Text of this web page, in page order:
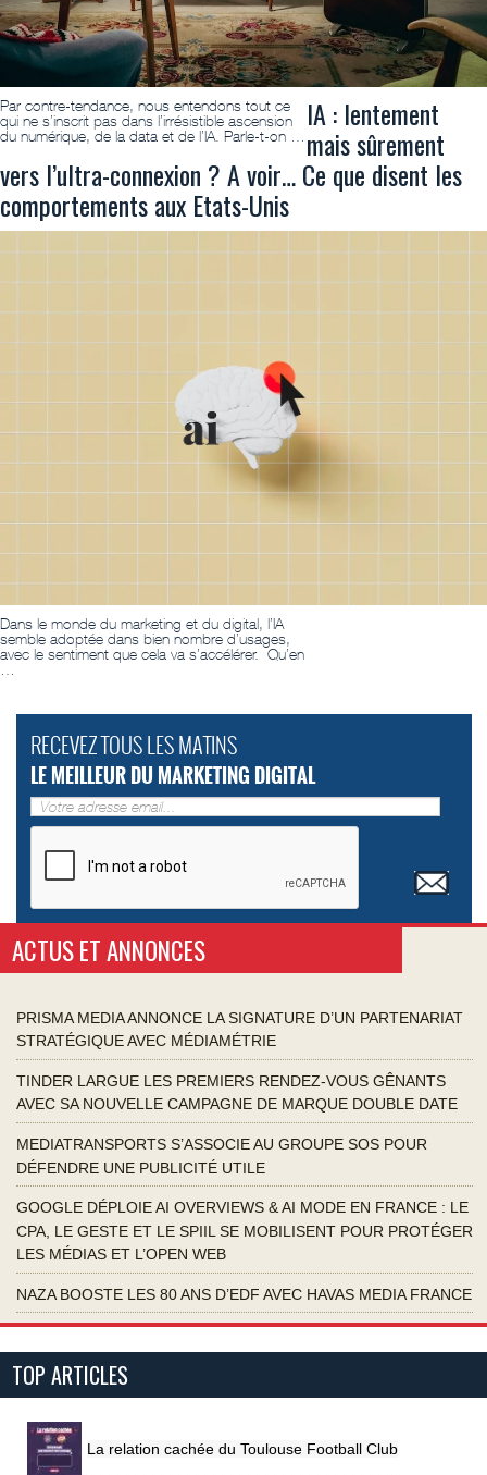
Par contre-tendance, nous entendons tout ce
qui ne s’inscrit pas dans l’irrésistible ascension
du numérique, de la data et de l’IA. Parle-t-on …
IA : lentement
mais sûrement
vers l’ultra-connexion ? A voir… Ce que disent les
comportements aux Etats-Unis
Dans le monde du marketing et du digital, l’IA
semble adoptée dans bien nombre d’usages,
avec le sentiment que cela va s’accélérer. Qu’en
RECEVEZ TOUS LES MATINS
LE MEILLEUR DU MARKETING DIGITAL
ACTUS ET ANNONCES
PRISMA MEDIA ANNONCE LA SIGNATURE D’UN PARTENARIAT
STRATÉGIQUE AVEC MÉDIAMÉTRIE
TINDER LARGUE LES PREMIERS RENDEZ-VOUS GÊNANTS
AVEC SA NOUVELLE CAMPAGNE DE MARQUE DOUBLE DATE
MEDIATRANSPORTS S’ASSOCIE AU GROUPE SOS POUR
DÉFENDRE UNE PUBLICITÉ UTILE
GOOGLE DÉPLOIE AI OVERVIEWS & AI MODE EN FRANCE : LE
CPA, LE GESTE ET LE SPIIL SE MOBILISENT POUR PROTÉGER
LES MÉDIAS ET L’OPEN WEB
NAZA BOOSTE LES 80 ANS D’EDF AVEC HAVAS MEDIA FRANCE
TOP ARTICLES
La relation cachée du Toulouse Football Club